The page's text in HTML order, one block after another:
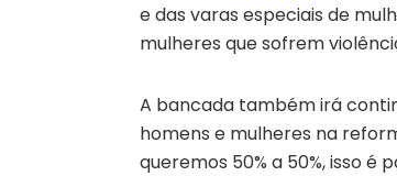
e das varas especiais de
mulheres que sofrem
A bancada também irá
homens e mulheres na
queremos 50% a 50%, isso é